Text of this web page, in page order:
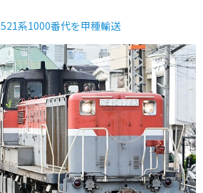
系1000番代を甲種輸送